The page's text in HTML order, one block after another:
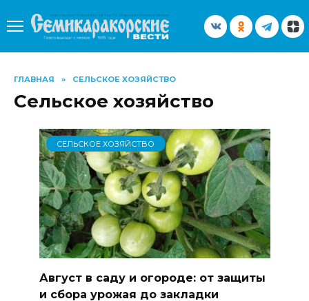
содержанию
ГЛАВНАЯ » СЕЛЬСКОЕ ХОЗЯЙСТВО
Сельское хозяйство
СЕЛЬСКОЕ ХОЗЯЙСТВО
Август в саду и огороде: от защиты
и сбора урожая до закладки